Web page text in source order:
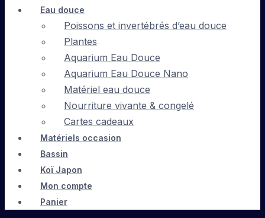
Eau douce
Poissons et invertébrés d’eau douce
Plantes
Aquarium Eau Douce
Aquarium Eau Douce Nano
Matériel eau douce
Nourriture vivante & congelé
Cartes cadeaux
Matériels occasion
Bassin
Koï Japon
Mon compte
Panier